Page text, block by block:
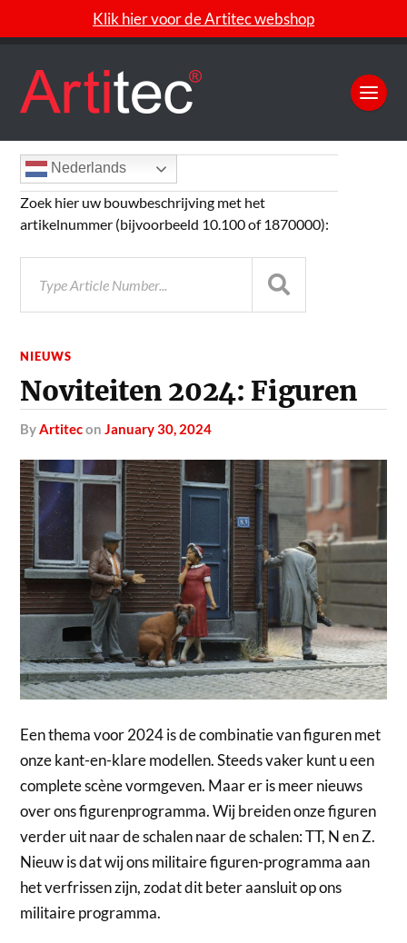
Klik hier voor de Artitec webshop
NIEUWS
Noviteiten 2024: Figuren
byArtiteconJanuary 30, 2024
Een thema voor 2024 is de combinatie van figuren met
onze kant-en-klare modellen. Steeds vaker kunt u een
complete scène vormgeven. Maar er is meer nieuws
over ons figurenprogramma. Wij breiden onze figuren
verder uit naar de schalen naar de schalen: TT, N en Z.
Nieuw is dat wij ons militaire figuren-programma aan
het verfrissen zijn, zodat dit beter aansluit op ons
militaire programma.
Nederlands
Zoek hier uw bouwbeschrijving met het
artikelnummer (bijvoorbeeld 10.100 of 1870000):